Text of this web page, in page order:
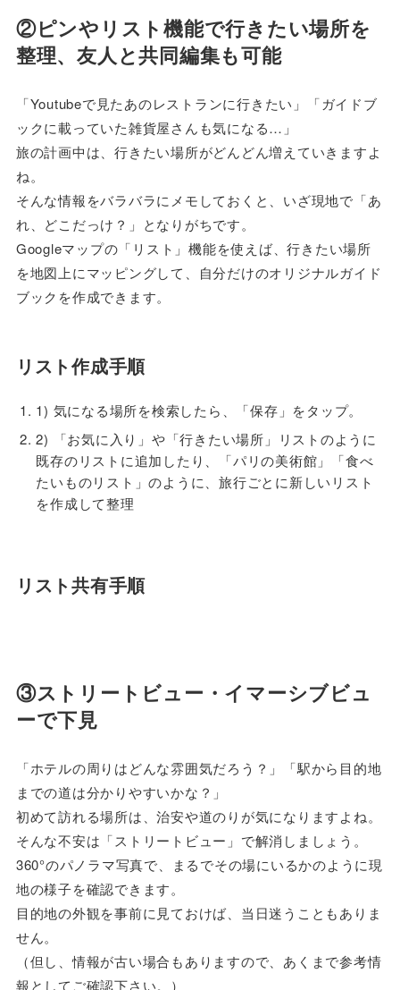
②ピンやリスト機能で行きたい場所を
整理、友人と共同編集も可能
「Youtubeで見たあのレストランに行きたい」「ガイドブ
ックに載っていた雑貨屋さんも気になる…」
旅の計画中は、行きたい場所がどんどん増えていきますよ
ね。
そんな情報をバラバラにメモしておくと、いざ現地で「あ
れ、どこだっけ？」となりがちです。
Googleマップの「リスト」機能を使えば、行きたい場所
を地図上にマッピングして、自分だけのオリジナルガイド
ブックを作成できます。
リスト作成手順
1) 気になる場所を検索したら、「保存」をタップ。
2) 「お気に入り」や「行きたい場所」リストのように
既存のリストに追加したり、「パリの美術館」「食べ
たいものリスト」のように、旅行ごとに新しいリスト
を作成して整理
リスト共有手順
③ストリートビュー・イマーシブビュ
ーで下見
「ホテルの周りはどんな雰囲気だろう？」「駅から目的地
までの道は分かりやすいかな？」
初めて訪れる場所は、治安や道のりが気になりますよね。
そんな不安は「ストリートビュー」で解消しましょう。
360°のパノラマ写真で、まるでその場にいるかのように現
地の様子を確認できます。
目的地の外観を事前に見ておけば、当日迷うこともありま
せん。
（但し、情報が古い場合もありますので、あくまで参考情
報としてご確認下さい。）